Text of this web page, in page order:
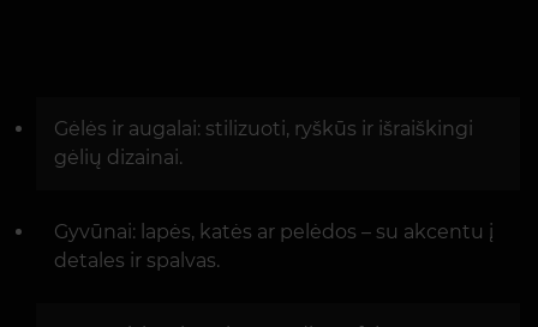
Gėlės ir augalai: stilizuoti, ryškūs ir išraiškingi
gėlių dizainai.
Gyvūnai: lapės, katės ar pelėdos – su akcentu į
detales ir spalvas.